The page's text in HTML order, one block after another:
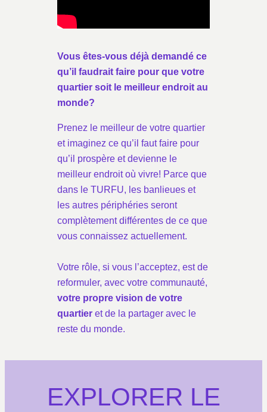
Vous êtes-vous déjà demandé ce
qu’il faudrait faire pour que votre
quartier soit le meilleur endroit au
monde?
Prenez le meilleur de votre quartier
et imaginez ce qu’il faut faire pour
qu’il prospère et devienne le
meilleur endroit où vivre! Parce que
dans le TURFU, les banlieues et
les autres périphéries seront
complètement différentes de ce que
vous connaissez actuellement.
Votre rôle, si vous l’acceptez, est de
reformuler, avec votre communauté,
votre propre vision de votre
quartier et de la partager avec le
reste du monde.
EXPLORER LE